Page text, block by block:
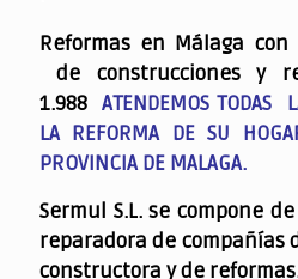
Reformas en Málaga con
de construcciones y
1.988ATENDEMOS TODAS
LA REFORMA DE SU
PROVINCIA DE MALAGA.
Sermul S.L. se compone
reparadora de compañías
constructora y de